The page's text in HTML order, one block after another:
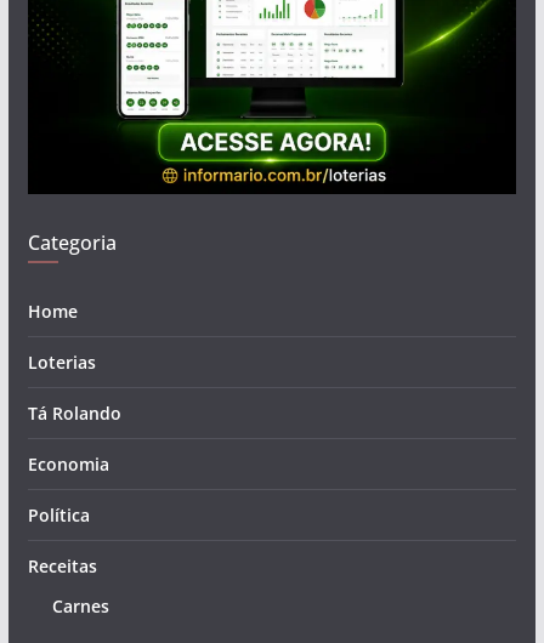
Categoria
Home
Loterias
Tá Rolando
Economia
Política
Receitas
Carnes